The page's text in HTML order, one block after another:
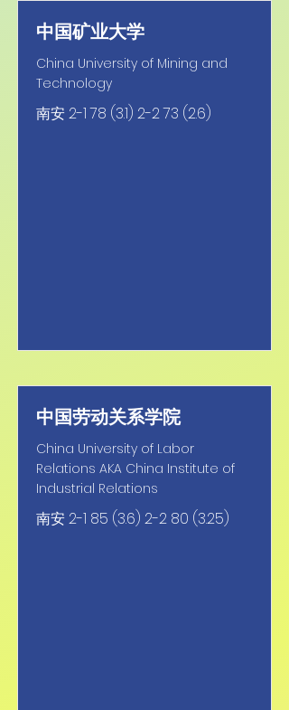
中国矿业大学
China University of Mining and
Technology
南安2-1 78 (3.1) 2-2 73 (2.6)
中国劳动关系学院
China University of Labor
Relations AKA China Institute of
Industrial Relations
南安2-1 85 (3.6) 2-2 80 (3.25)